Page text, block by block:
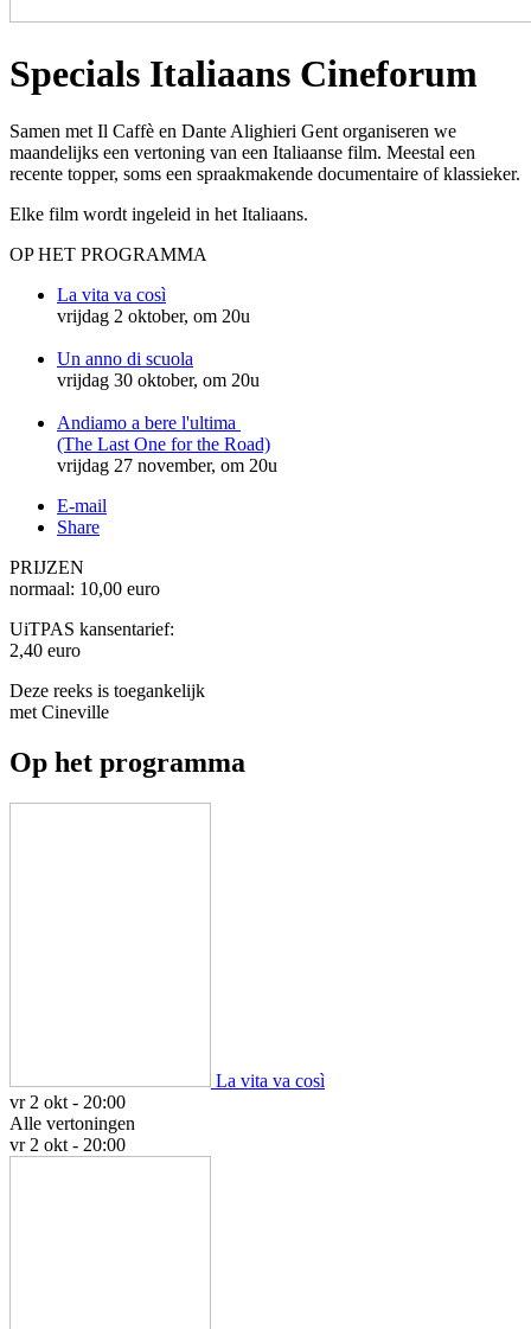
Specials Italiaans Cineforum
Samen met Il Caffè en Dante Alighieri Gent organiseren we
maandelijks een vertoning van een Italiaanse film. Meestal een
recente topper, soms een spraakmakende documentaire of klassieker.
Elke film wordt ingeleid in het Italiaans.
OP HET PROGRAMMA
La vita va così
vrijdag 2 oktober, om 20u
Un anno di scuola
vrijdag 30 oktober, om 20u
Andiamo a bere l'ultima
(The Last One for the Road)
vrijdag 27 november, om 20u
E-mail
Share
PRIJZEN
normaal: 10,00 euro
UiTPAS kansentarief:
2,40 euro
Deze reeks is toegankelijk
met Cineville
Op het programma
La vita va così
vr 2 okt - 20:00
Alle vertoningen
vr 2 okt - 20:00